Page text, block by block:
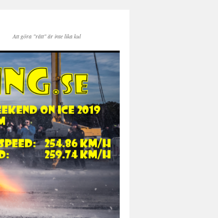
Att göra "rätt" är inte lika kul